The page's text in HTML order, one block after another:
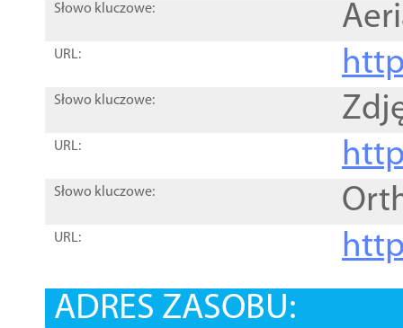
Słowo kluczowe:
URL:
Słowo kluczowe:
URL:
Słowo kluczowe:
URL:
ADRES ZASOBU: